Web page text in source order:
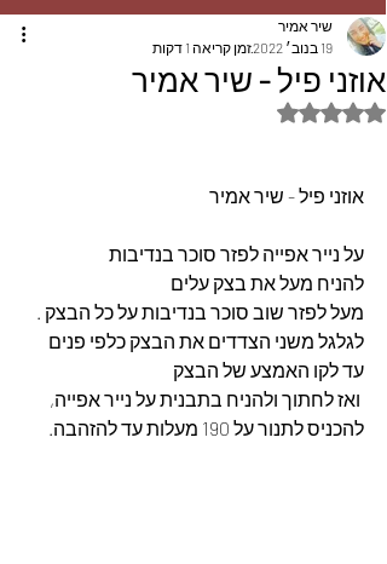
אוזני פיל - שיר אמיר
שיר אמיר
19 בנוב׳ 2022
זמן קריאה 1 דקות
דירוג של NaN מתוך 5 כוכבים
אוזני פיל - שיר אמיר
על נייר אפייה לפזר סוכר בנדיבות
להניח מעל את בצק עלים
מעל לפזר שוב סוכר בנדיבות על כל הבצק .
לגלגל משני הצדדים את הבצק כלפי פנים
עד לקו האמצע של הבצק
להכניס לתנור על 190 מעלות עד להזהבה.